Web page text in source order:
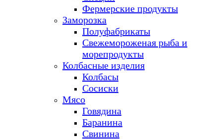
Фермерские продукты
Заморозка
Полуфабрикаты
Свежемороженая рыба и
морепродукты
Колбасные изделия
Колбасы
Сосиски
Мясо
Говядина
Баранина
Свинина